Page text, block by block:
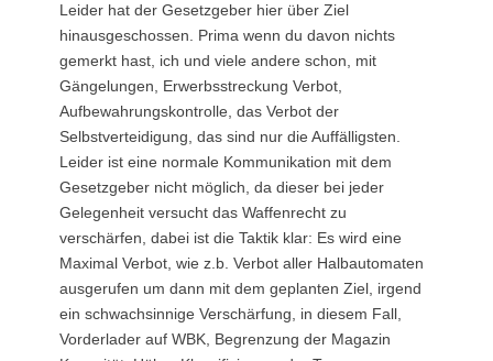
Leider hat der Gesetzgeber hier über Ziel
hinausgeschossen. Prima wenn du davon nichts
gemerkt hast, ich und viele andere schon, mit
Gängelungen, Erwerbsstreckung Verbot,
Aufbewahrungskontrolle, das Verbot der
Selbstverteidigung, das sind nur die Auffälligsten.
Leider ist eine normale Kommunikation mit dem
Gesetzgeber nicht möglich, da dieser bei jeder
Gelegenheit versucht das Waffenrecht zu
verschärfen, dabei ist die Taktik klar: Es wird eine
Maximal Verbot, wie z.b. Verbot aller Halbautomaten
ausgerufen um dann mit dem geplanten Ziel, irgend
ein schwachsinnige Verschärfung, in diesem Fall,
Vorderlader auf WBK, Begrenzung der Magazin